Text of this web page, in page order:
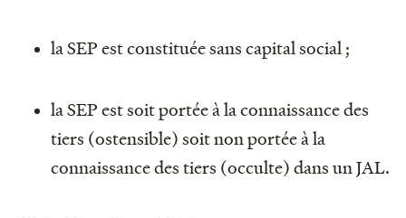
la SEP est constituée sans capital social ;
la SEP est soit portée à la connaissance des
tiers (ostensible) soit non portée à la
connaissance des tiers (occulte) dans un JAL.